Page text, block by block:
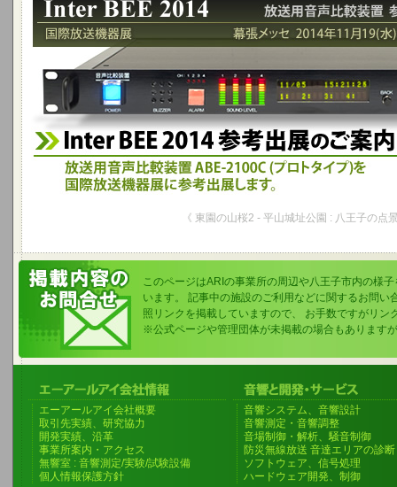
Inter BEE 2014 参考出品のお知らせ - 幕張メッセ 2014年11
放送用音声比較装置 ABE-2100C(プロトタイプ)を国際放送機
《 東園の山桜2 - 平山城址公園 : 八王子の点
このページはARIの事業所の周辺や八王子市内の様
います。 記事中の施設のご利用などに関するお問い
照リンクを掲載していますので、 お手数ですがリン
※公式ページや管理団体が未掲載の場合もあります
エーアールアイ会社概要
取引先実績、研究協力
開発実績、沿革
事業所案内・アクセス
無響室 : 音響測定/実験/試験設備
個人情報保護方針
音響システム、音響設計
音響測定・音響調整
音場制御・解析、騒音制御
防災無線放送 音達エリアの診断
ソフトウェア、信号処理
ハードウェア開発、制御